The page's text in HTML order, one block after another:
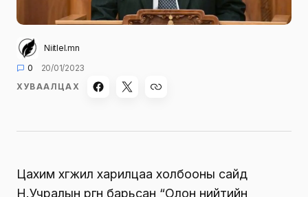
Niitlel.mn
0
20/01/2023
ХУВААЛЦАХ
Цахим хөгжил харилцаа холбооны сайд
Н.Учралын өргөн барьсан “Олон нийтийн